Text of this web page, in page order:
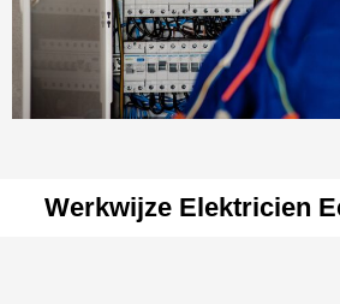
Werkwijze Elektricien